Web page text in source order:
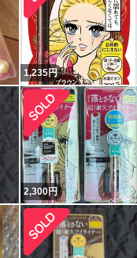
1,235円
2,300円